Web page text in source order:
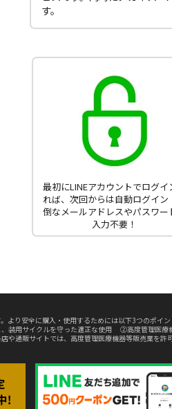
す。
最初にLINEアカウントでログイ
れば、次回からは自動ログイン
倒なメールアドレスやパスワー
入力不要！
より安全に購入・使用するためには以下3つのポイン
装用サイクルを守った適正な使用 ②高度管理医
や通販サイトでは、高度管理医療機器等販売業を